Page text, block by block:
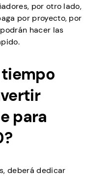
por otro lado,
por proyecto, por
hacer las
para
deberá dedicar